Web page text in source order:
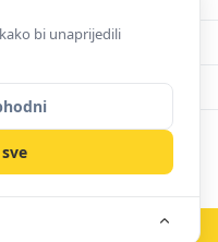
bi unaprijedili